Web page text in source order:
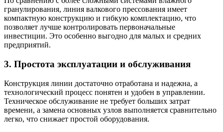
гранулирования, линия валкового прессования имеет
компактную конструкцию и гибкую комплектацию, что
позволяет лучше контролировать первоначальные
инвестиции. Это особенно выгодно для малых и средних
предприятий.
3. Простота эксплуатации и обслуживания
Конструкция линии достаточно отработана и надежна, а
технологический процесс понятен и удобен в управлении.
Техническое обслуживание не требует больших затрат
времени, а замена основных узлов выполняется сравнительно
легко, что снижает простой оборудования.